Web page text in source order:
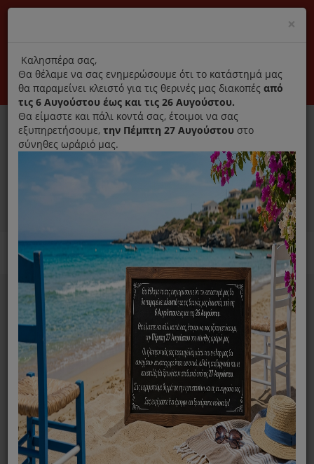
Αποκλειστικά γνήσια ανταλλακτικά
Σύνδεση Εγγραφή Εταιρεία Επικοινωνία
0
Ανταλλακτικά ηλεκτρικών συσκευών MENU
Home
Χύτρα
Λάστιχο Καπακιού Χύτρας Sitram Vulcain 10lt
×
title
Καλησπέρα σας,
Θα θέλαμε να σας ενημερώσουμε ότι το κατάστημά μας
θα παραμείνει κλειστό για τις θερινές μας διακοπές από
τις 6 Αυγούστου έως και τις 26 Αυγούστου.
Θα είμαστε και πάλι κοντά σας, έτοιμοι να σας
εξυπηρετήσουμε, την Πέμπτη 27 Αυγούστου στο
σύνηθες ωράριό μας.